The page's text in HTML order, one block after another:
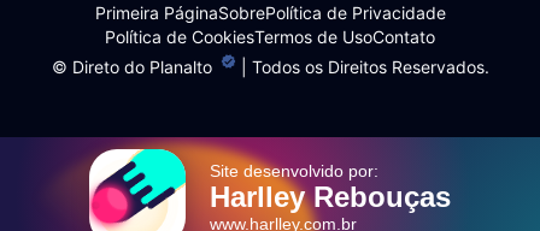
© Direto do Planalto | Todos os Direitos Reservados.
Primeira PáginaSobrePolítica de Privacidade
Política de CookiesTermos de UsoContato
Site desenvolvido por:
Harlley Rebouças
www.harlley.com.br